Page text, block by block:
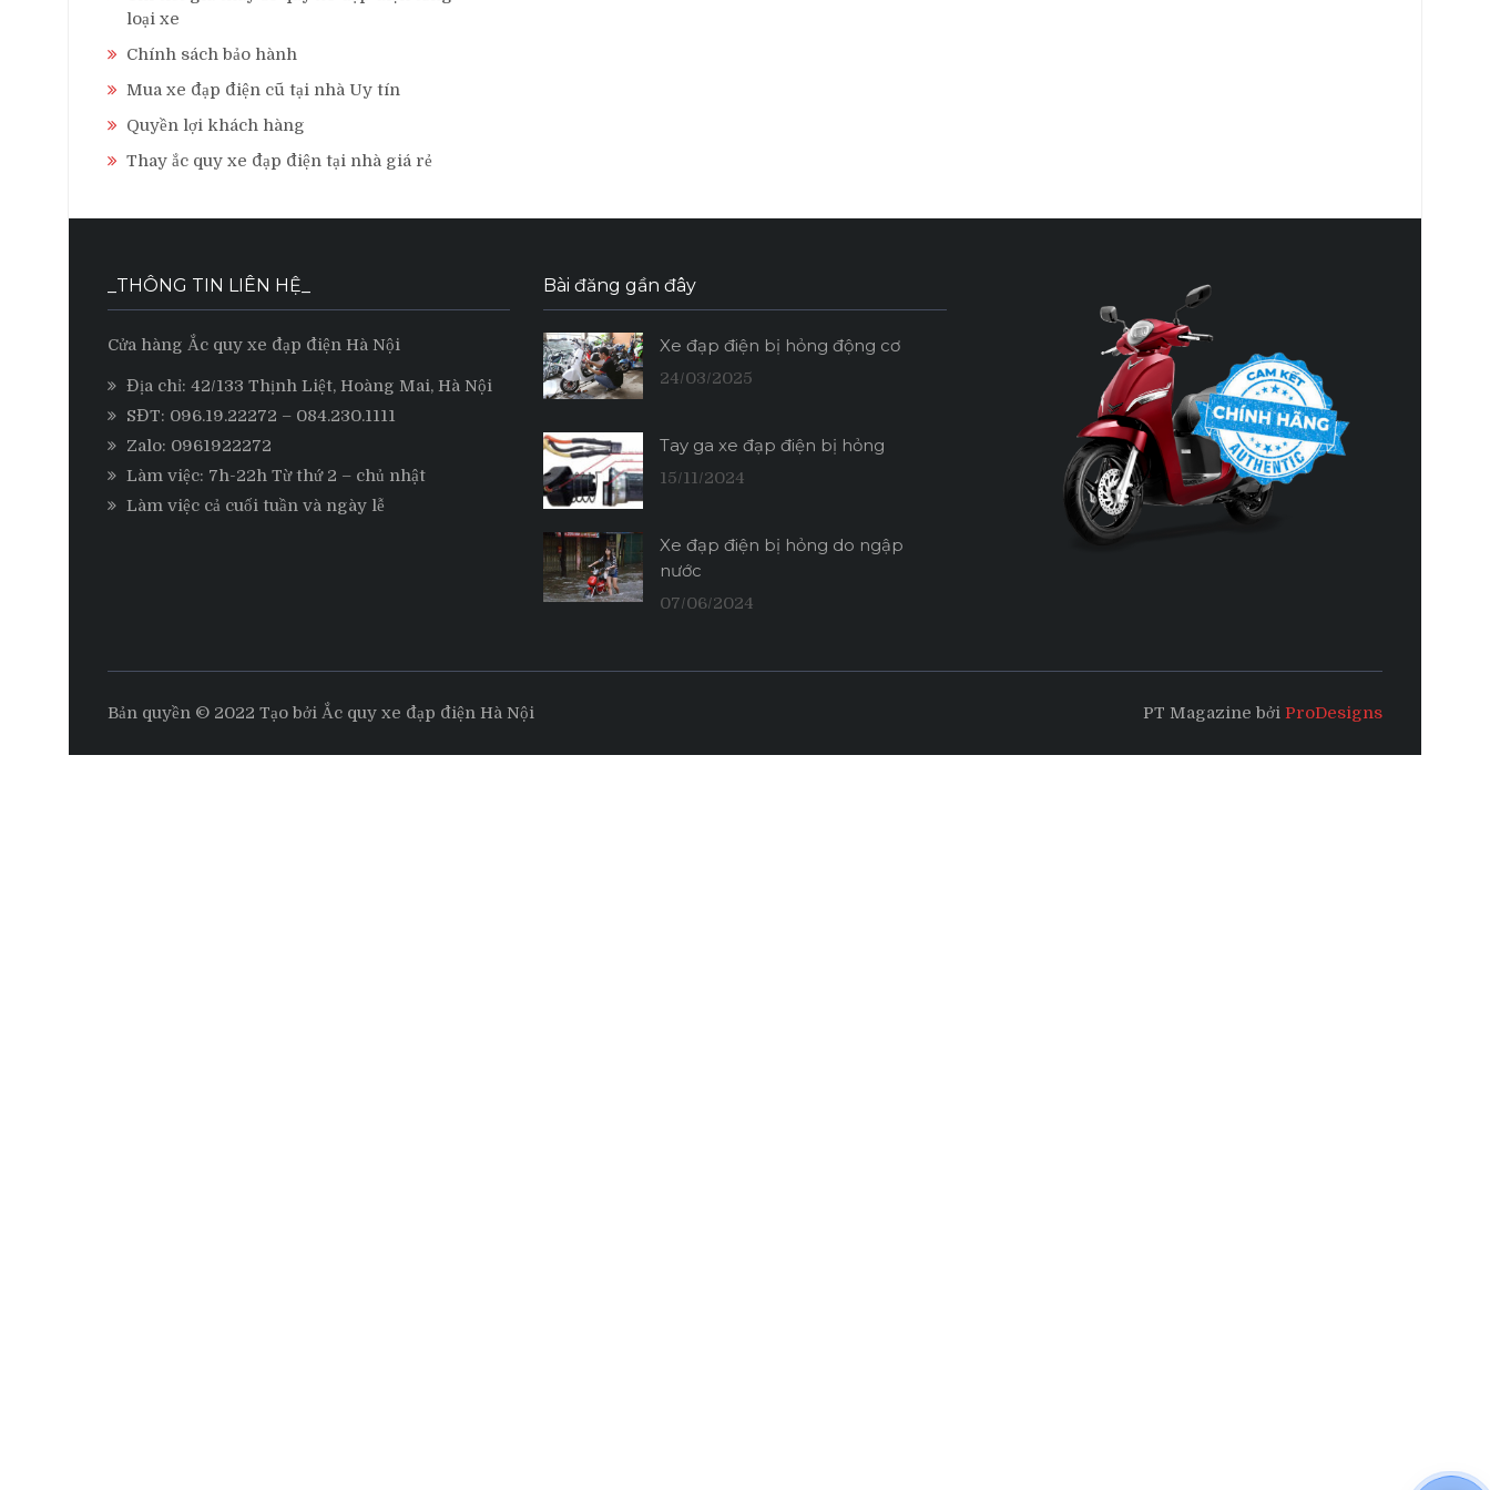
loại xe
Chính sách bảo hành
Mua xe đạp điện cũ tại nhà Uy tín
Quyền lợi khách hàng
Thay ắc quy xe đạp điện tại nhà giá rẻ
_THÔNG TIN LIÊN HỆ_
Cửa hàng Ắc quy xe đạp điện Hà Nội
Địa chỉ: 42/133 Thịnh Liệt, Hoàng Mai, Hà Nội
SĐT: 096.19.22272 – 084.230.1111
Zalo: 0961922272
Làm việc: 7h-22h Từ thứ 2 – chủ nhật
Làm việc cả cuối tuần và ngày lễ
Bài đăng gần đây
Xe đạp điện bị hỏng động cơ
24/03/2025
Tay ga xe đạp điện bị hỏng
15/11/2024
Xe đạp điện bị hỏng do ngập
nước
07/06/2024
Bản quyền © 2022 Tạo bởi Ắc quy xe đạp điện Hà Nội PT Magazine bởi ProDesigns